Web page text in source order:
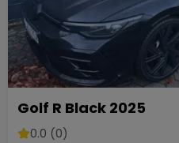
Golf R Black 2025
0.0 (0)